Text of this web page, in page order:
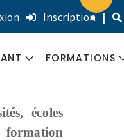
Inscription |
ET
FORMATIONS
FORMATIONS
QUALIFIANTES
écoles